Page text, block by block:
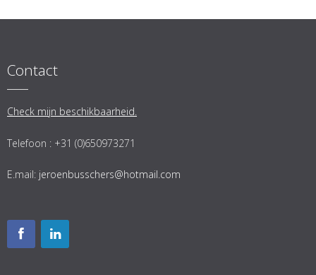
Contact
Check mijn beschikbaarheid.
Telefoon : +31 (0)650973271
E.mail: jeroenbusschers@hotmail.com